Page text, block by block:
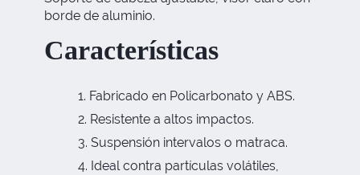
borde de aluminio.
Características
Fabricado en Policarbonato y ABS.
Resistente a altos impactos.
Suspensión intervalos o matraca.
Ideal contra partículas volátiles,